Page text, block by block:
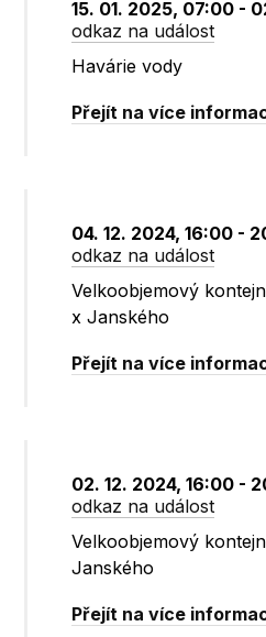
15. 01. 2025, 07:00 -
odkaz na událost
Havárie vody
Přejít na více
04. 12. 2024, 16:00 -
odkaz na událost
Velkoobjemový
x Janského
Přejít na více
02. 12. 2024, 16:00 -
odkaz na událost
Velkoobjemový
Janského
Přejít na více